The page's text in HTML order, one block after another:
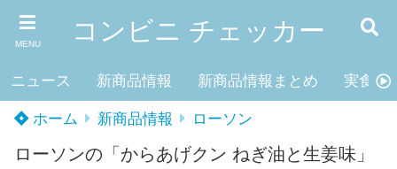
MENU コンビニ チェッカー
ニュース 新商品情報 新商品情報まとめ 実食レ
ホーム 新商品情報 ローソン
ローソンの「からあげクン ねぎ油と生姜味」